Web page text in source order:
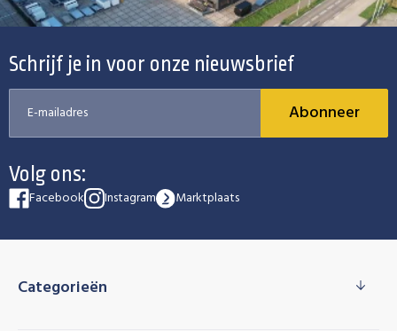
Schrijf je in voor onze nieuwsbrief
Abonneer
Volg ons:
Facebook Instagram Marktplaats
Categorieën